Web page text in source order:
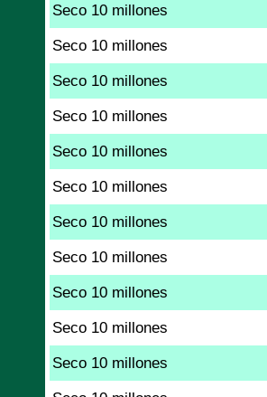
Seco 10 millones
Seco 10 millones
Seco 10 millones
Seco 10 millones
Seco 10 millones
Seco 10 millones
Seco 10 millones
Seco 10 millones
Seco 10 millones
Seco 10 millones
Seco 10 millones